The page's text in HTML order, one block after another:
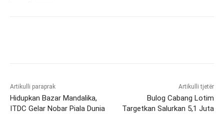
Artikulli paraprak
Hidupkan Bazar Mandalika,
ITDC Gelar Nobar Piala Dunia
Artikulli tjetër
Bulog Cabang Lotim
Targetkan Salurkan 5,1 Juta